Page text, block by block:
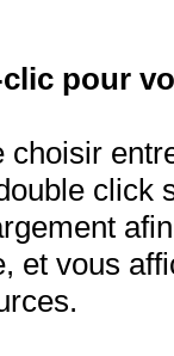
pour
choisir
click
et vous